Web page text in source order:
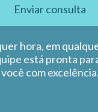
Enviar consulta
hora, em
está pronta
você com excelência.